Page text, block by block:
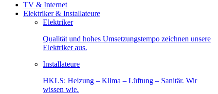
TV & Internet
Elektriker & Installateure
Elektriker
Qualität und hohes Umsetzungstempo zeichnen unsere
Elektriker aus.
Installateure
HKLS: Heizung – Klima – Lüftung – Sanitär. Wir
wissen wie.